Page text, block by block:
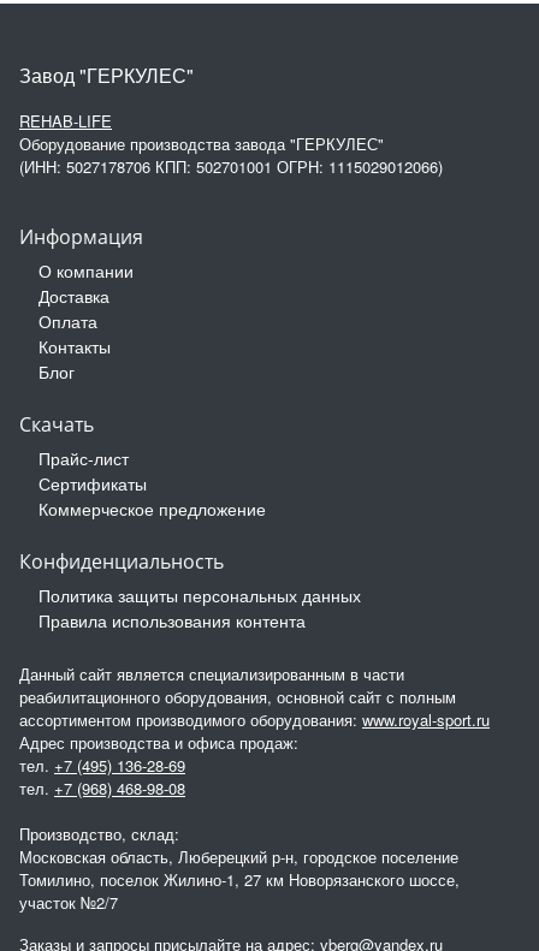
Завод "ГЕРКУЛЕС"
REHAB-LIFE
Оборудование производства завода "ГЕРКУЛЕС"
(ИНН: 5027178706 КПП: 502701001 ОГРН: 1115029012066)
Информация
О компании
Доставка
Оплата
Контакты
Блог
Скачать
Прайс-лист
Сертификаты
Коммерческое предложение
Конфиденциальность
Политика защиты персональных данных
Правила использования контента
Данный сайт является специализированным в части
реабилитационного оборудования, основной сайт с полным
ассортиментом производимого оборудования: www.royal-sport.ru
Адрес производства и офиса продаж:
тел. +7 (495) 136-28-69
тел. +7 (968) 468-98-08
Производство, склад:
Московская область, Люберецкий р-н, городское поселение
Томилино, поселок Жилино-1, 27 км Новорязанского шоссе,
участок №2/7
Заказы и запросы присылайте на адрес: vberg@yandex.ru